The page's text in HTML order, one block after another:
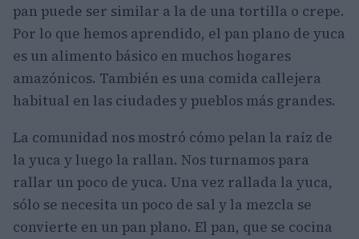
pan puede ser similar a la de una tortilla o crepe.
Por lo que hemos aprendido, el pan plano de yuca
es un alimento básico en muchos hogares
amazónicos. También es una comida callejera
habitual en las ciudades y pueblos más grandes.
La comunidad nos mostró cómo pelan la raíz de
la yuca y luego la rallan. Nos turnamos para
rallar un poco de yuca. Una vez rallada la yuca,
sólo se necesita un poco de sal y la mezcla se
convierte en un pan plano. El pan, que se cocina